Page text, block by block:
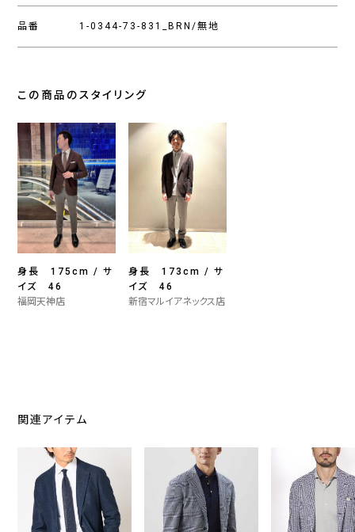
品番 1-0344-73-831_BRN/無地
この商品のスタイリング
身長 175cm / サ
イズ 46
福岡天神店
身長 173cm / サ
イズ 46
新宿マルイアネックス店
関連アイテム